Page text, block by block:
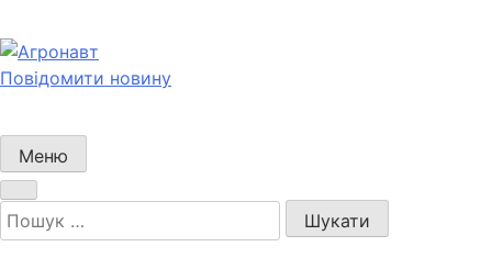
до
вмісту
Новини українського агробізнесу
Повідомити новину
Меню
Пошук: